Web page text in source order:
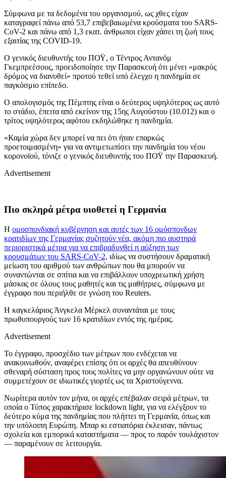
Σύμφωνα με τα δεδομένα του οργανισμού, ως χθες είχαν
καταγραφεί πάνω από 53,7 επιβεβαιωμένα κρούσματα του SARS-
CoV-2 και πάνω από 1,3 εκατ. άνθρωποι είχαν χάσει τη ζωή τους
εξαιτίας της COVID-19.
Ο γενικός διευθυντής του ΠΟΫ, ο Τέντρος Αντανόμ
Γκεμπρεέσους, προειδοποίησε την Παρασκευή ότι μένει «μακρύς
δρόμος να διανυθεί» προτού τεθεί υπό έλεγχο η πανδημία σε
παγκόσμιο επίπεδο.
Ο απολογισμός της Πέμπτης είναι ο δεύτερος υψηλότερος ως αυτό
το στάδιο, έπειτα από εκείνον της 15ης Αυγούστου (10.012) και ο
τρίτος υψηλότερος αφότου εκδηλώθηκε η πανδημία.
«Καμία χώρα δεν μπορεί να πει ότι ήταν επαρκώς
προετοιμασμένη» για να αντιμετωπίσει την πανδημία του νέου
κορονοϊού, τόνιζε ο γενικός διευθυντής του ΠΟΫ την Παρασκευή.
Advertisement
Πιο σκληρά μέτρα υιοθετεί η Γερμανία
Η ομοσπονδιακή κυβέρνηση και αυτές των 16 ομόσπονδων
κρατιδίων της Γερμανίας συζητούν νέα, ακόμη πιο αυστηρά
περιοριστικά μέτρα για να επιβραδυνθεί η αύξηση των
κρουσμάτων του SARS-CoV-2, ιδίως να συστήσουν δραματική
μείωση του αριθμού των ανθρώπων που θα μπορούν να
συναντώνται σε σπίτια και να επιβάλλουν υποχρεωτική χρήση
μάσκας σε όλους τους μαθητές και τις μαθήτριες, σύμφωνα με
έγγραφο που περιήλθε σε γνώση του Reuters.
Η καγκελάριος Άνγκελα Μέρκελ συναντάται με τους
πρωθυπουργούς των 16 κρατιδίων εντός της ημέρας.
Advertisement
Το έγγραφο, προσχέδιο των μέτρων που ενδέχεται να
ανακοινωθούν, αναφέρει επίσης ότι οι αρχές θα απευθύνουν
σθεναρή σύσταση προς τους πολίτες να μην οργανώνουν ούτε να
συμμετέχουν σε ιδιωτικές γιορτές ως τα Χριστούγεννα.
Νωρίτερα αυτόν τον μήνα, οι αρχές επέβαλαν σειρά μέτρων, τα
οποία ο Τύπος χαρακτήρισε lockdown light, για να ελέγξουν το
δεύτερο κύμα της πανδημίας που πλήττει τη Γερμανία, όπως και
την υπόλοιπη Ευρώπη. Μπαρ κι εστιατόρια έκλεισαν, πάντως
σχολεία και εμπορικά καταστήματα — προς το παρόν τουλάχιστον
— παραμένουν σε λειτουργία.